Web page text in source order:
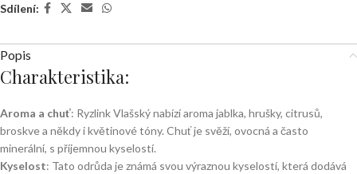
Sdílení:
Popis
Charakteristika:
Aroma a chuť: Ryzlink Vlašský nabízí aroma jablka, hrušky, citrusů,
broskve a někdy i květinové tóny. Chuť je svěží, ovocná a často
minerální, s příjemnou kyselostí.
Kyselost: Tato odrůda je známá svou výraznou kyselostí, která dodává